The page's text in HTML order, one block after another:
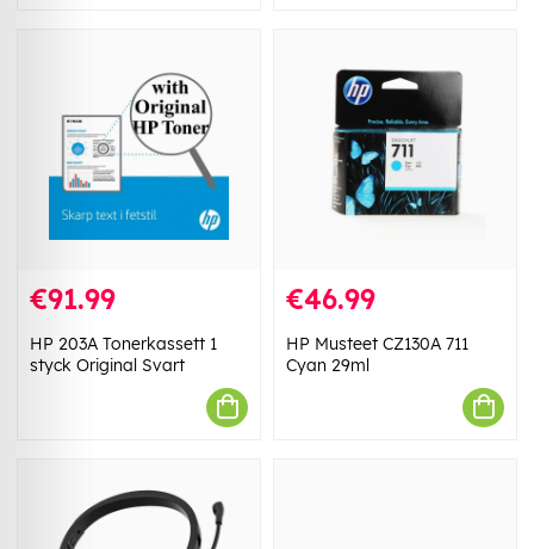
€91.99
HP 203A Tonerkassett 1
styck Original Svart
€46.99
HP Musteet CZ130A 711
Cyan 29ml